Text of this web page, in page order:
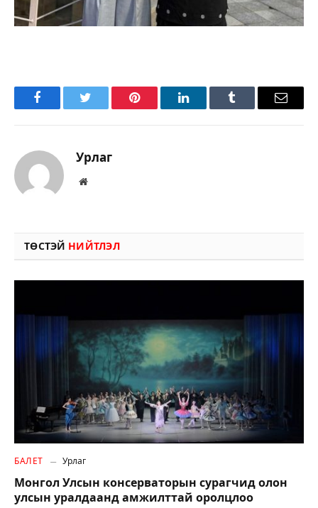
FacebookTwitter Pinterest LinkedInTumblr Имэйл
Урлаг
Вэбсайт
ТӨСТЭЙ НИЙТЛЭЛ
БАЛЕТ Урлаг
Монгол Улсын консерваторын сурагчид олон
улсын уралдаанд амжилттай оролцлоо